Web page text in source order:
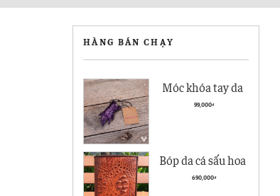
HÀNG BÁN CHẠY
Móc khóa tay da
cá sấu giá rẻ MK01
99,000₫
Bóp da cá sấu hoa
cà giá rẻ BCS05
690,000₫